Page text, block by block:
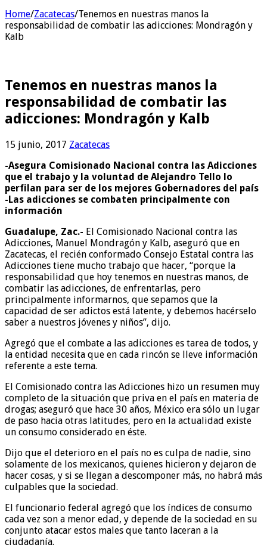
Home/Zacatecas/Tenemos en nuestras manos la
responsabilidad de combatir las adicciones: Mondragón y
Kalb
Tenemos en nuestras manos la
responsabilidad de combatir las
adicciones: Mondragón y Kalb
15 junio, 2017 Zacatecas
-Asegura Comisionado Nacional contra las Adicciones
que el trabajo y la voluntad de Alejandro Tello lo
perfilan para ser de los mejores Gobernadores del país
-Las adicciones se combaten principalmente con
información
Guadalupe, Zac.- El Comisionado Nacional contra las
Adicciones, Manuel Mondragón y Kalb, aseguró que en
Zacatecas, el recién conformado Consejo Estatal contra las
Adicciones tiene mucho trabajo que hacer, “porque la
responsabilidad que hoy tenemos en nuestras manos, de
combatir las adicciones, de enfrentarlas, pero
principalmente informarnos, que sepamos que la
capacidad de ser adictos está latente, y debemos hacérselo
saber a nuestros jóvenes y niños”, dijo.
Agregó que el combate a las adicciones es tarea de todos, y
la entidad necesita que en cada rincón se lleve información
referente a este tema.
El Comisionado contra las Adicciones hizo un resumen muy
completo de la situación que priva en el país en materia de
drogas; aseguró que hace 30 años, México era sólo un lugar
de paso hacia otras latitudes, pero en la actualidad existe
un consumo considerado en éste.
Dijo que el deterioro en el país no es culpa de nadie, sino
solamente de los mexicanos, quienes hicieron y dejaron de
hacer cosas, y si se llegan a descomponer más, no habrá más
culpables que la sociedad.
El funcionario federal agregó que los índices de consumo
cada vez son a menor edad, y depende de la sociedad en su
conjunto atacar estos males que tanto laceran a la
ciudadanía.